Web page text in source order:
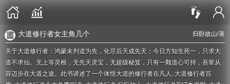
归卧故山/著
大道修行者女主角几个
关于大道修行者：鸿蒙未判道为先，化尽后天成先天；今日方知生死一，只求大
道不求仙。无上等灵根，无先天灵宝，无超级秘笈，只有一颗道心可持，吾辈从
容迈步在大道之途。此书讲述了一个体悟大道的修行者在凡人..大道修行者百